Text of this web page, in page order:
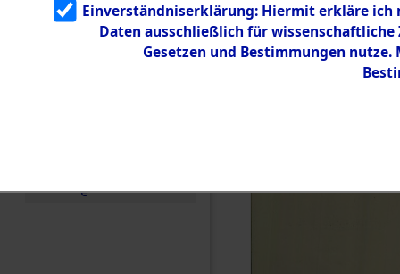
g
5.3.3
Todesmärsch
e
Einverständniserklärung: Hiermit erkläre ich
Daten ausschließlich für
Gesetzen und Bestimmungen